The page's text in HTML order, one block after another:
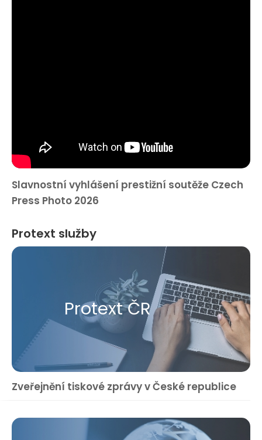
Slavnostní vyhlášení prestižní soutěže Czech
Press Photo 2026
Protext služby
Protext ČR
Zveřejnění tiskové zprávy v České republice